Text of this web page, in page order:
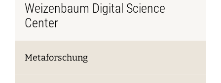
Weizenbaum Digital Science
Center
Metaforschung